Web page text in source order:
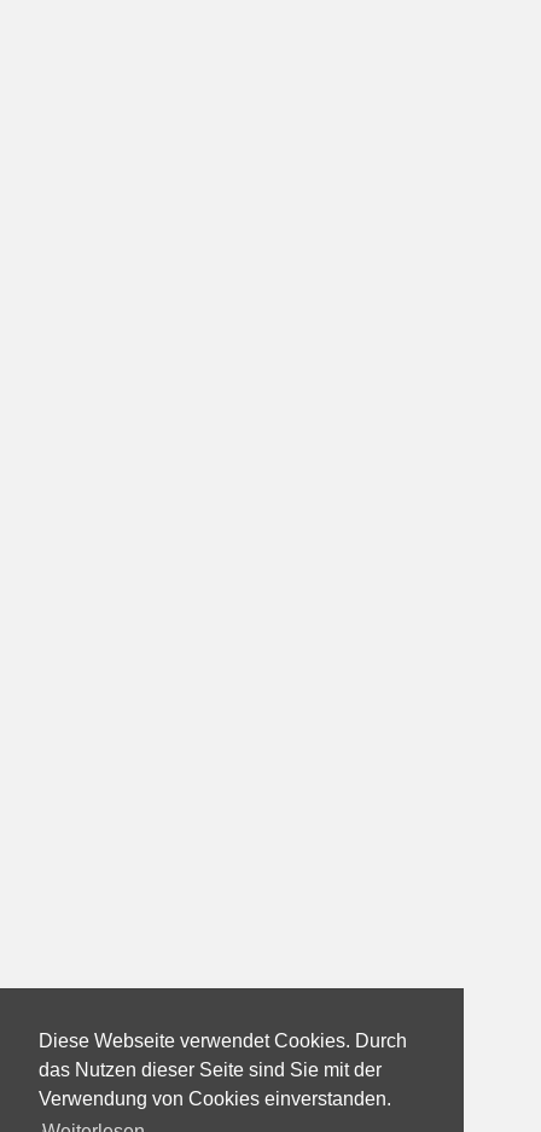
Diese Webseite verwendet Cookies. Durch
das Nutzen dieser Seite sind Sie mit der
Verwendung von Cookies einverstanden.